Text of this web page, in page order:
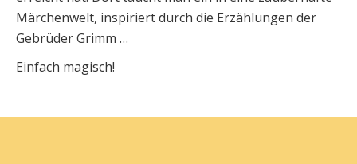
Märchenwelt, inspiriert durch die Erzählungen der
Gebrüder Grimm …
Einfach magisch!